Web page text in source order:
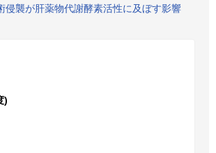
侵襲が肝薬物代謝酵素活性に及ぼす影響
)